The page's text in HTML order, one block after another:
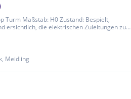
Turm Maßstab: H0 Zustand: Bespielt,
ersichtlich, die elektrischen Zuleitungen zum
Meidling